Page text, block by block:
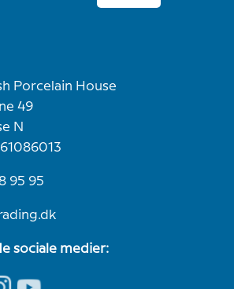
Porcelain House
49
N
95 95
sociale medier: